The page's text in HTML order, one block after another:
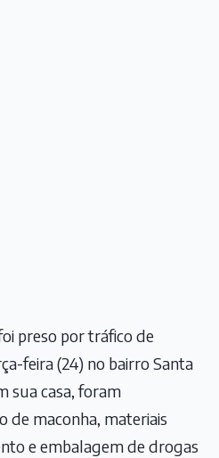
preso por tráfico de
feira (24) no bairro Santa
sua casa, foram
de maconha, materiais
e embalagem de drogas